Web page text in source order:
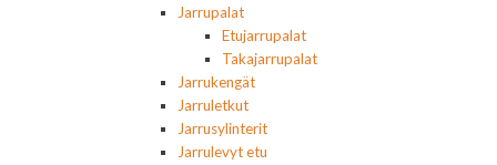
Jarrupalat
Etujarrupalat
Takajarrupalat
Jarrukengät
Jarruletkut
Jarrusylinterit
Jarrulevyt etu